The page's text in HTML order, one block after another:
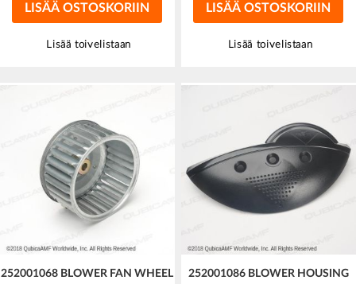
LISÄÄ OSTOSKORIIN
Lisää toivelistaan
LISÄÄ OSTOSKORIIN
Lisää toivelistaan
252001068 BLOWER FAN WHEEL 252001086 BLOWER HOUSING